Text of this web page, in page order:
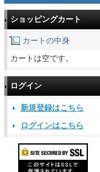
ショッピングカート
カートの中身
カートは空です。
ログイン
新規登録はこちら
ログインはこちら